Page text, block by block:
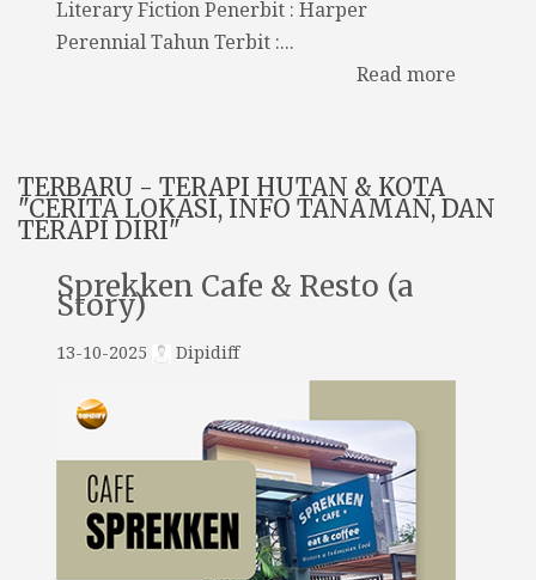
Literary Fiction Penerbit : Harper
Perennial Tahun Terbit :...
Read more
TERBARU - TERAPI HUTAN & KOTA
"CERITA LOKASI, INFO TANAMAN, DAN
TERAPI DIRI"
Sprekken Cafe & Resto (a
Story)
13-10-2025 Dipidiff